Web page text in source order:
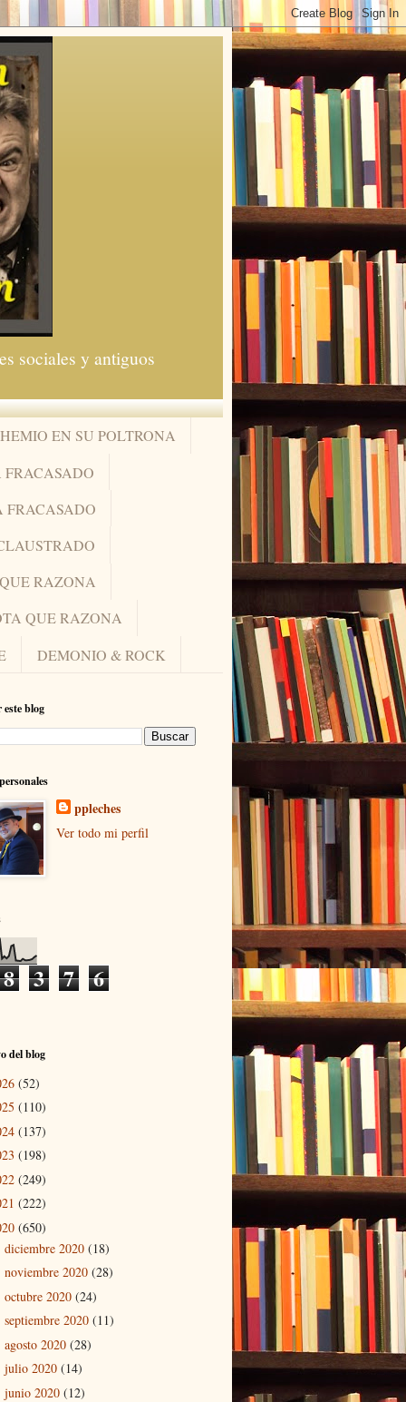
sociales y antiguos
EN SU POLTRONA
FRACASADO
FRACASADO
RAZONA
QUE RAZONA
DEMONIO & ROCK
este blog
ppleches
Ver todo mi perfil
8 3 7 6
del blog
(52)
(110)
(137)
(198)
(249)
(222)
(650)
diciembre 2020 (18)
noviembre 2020 (28)
octubre 2020 (24)
septiembre 2020 (11)
agosto 2020 (28)
julio 2020 (14)
junio 2020 (12)